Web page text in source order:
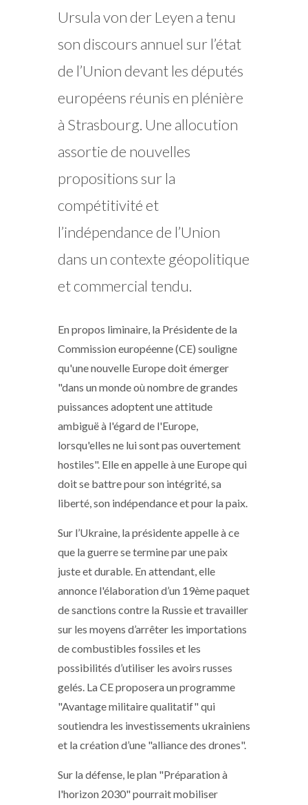
Ursula von der Leyen a tenu
son discours annuel sur l’état
de l’Union devant les députés
européens réunis en plénière
à Strasbourg. Une allocution
assortie de nouvelles
propositions sur la
compétitivité et
l’indépendance de l’Union
dans un contexte géopolitique
et commercial tendu.
En propos liminaire, la Présidente de la
Commission européenne (CE) souligne
qu'une nouvelle Europe doit émerger
"dans un monde où nombre de grandes
puissances adoptent une attitude
ambiguë à l'égard de l'Europe,
lorsqu'elles ne lui sont pas ouvertement
hostiles". Elle en appelle à une Europe qui
doit se battre pour son intégrité, sa
liberté, son indépendance et pour la paix.
Sur l’Ukraine, la présidente appelle à ce
que la guerre se termine par une paix
juste et durable. En attendant, elle
annonce l'élaboration d’un 19ème paquet
de sanctions contre la Russie et travailler
sur les moyens d’arrêter les importations
de combustibles fossiles et les
possibilités d’utiliser les avoirs russes
gelés. La CE proposera un programme
"Avantage militaire qualitatif" qui
soutiendra les investissements ukrainiens
et la création d’une "alliance des drones".
Sur la défense, le plan "Préparation à
l'horizon 2030" pourrait mobiliser